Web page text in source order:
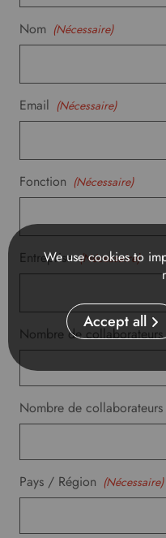
Nom (Nécessaire)
Email (Nécessaire)
Fonction (Nécessaire)
Entreprise (Nécessaire)
Nombre de
Nombre de
Pays / Région (Nécessaire)
We use cookies to
Accept all